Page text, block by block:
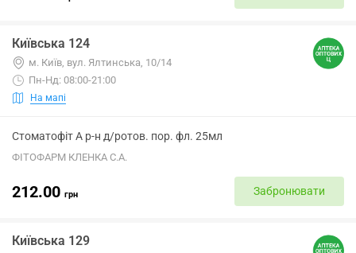
Київська 124
м. Київ, вул. Ялтинська, 10/14
Пн-Нд: 08:00-21:00
На мапі
Стоматофіт А р-н д/ротов. пор. фл. 25мл
ФІТОФАРМ КЛЕНКА С.А.
212.00 грн Забронювати
Київська 129